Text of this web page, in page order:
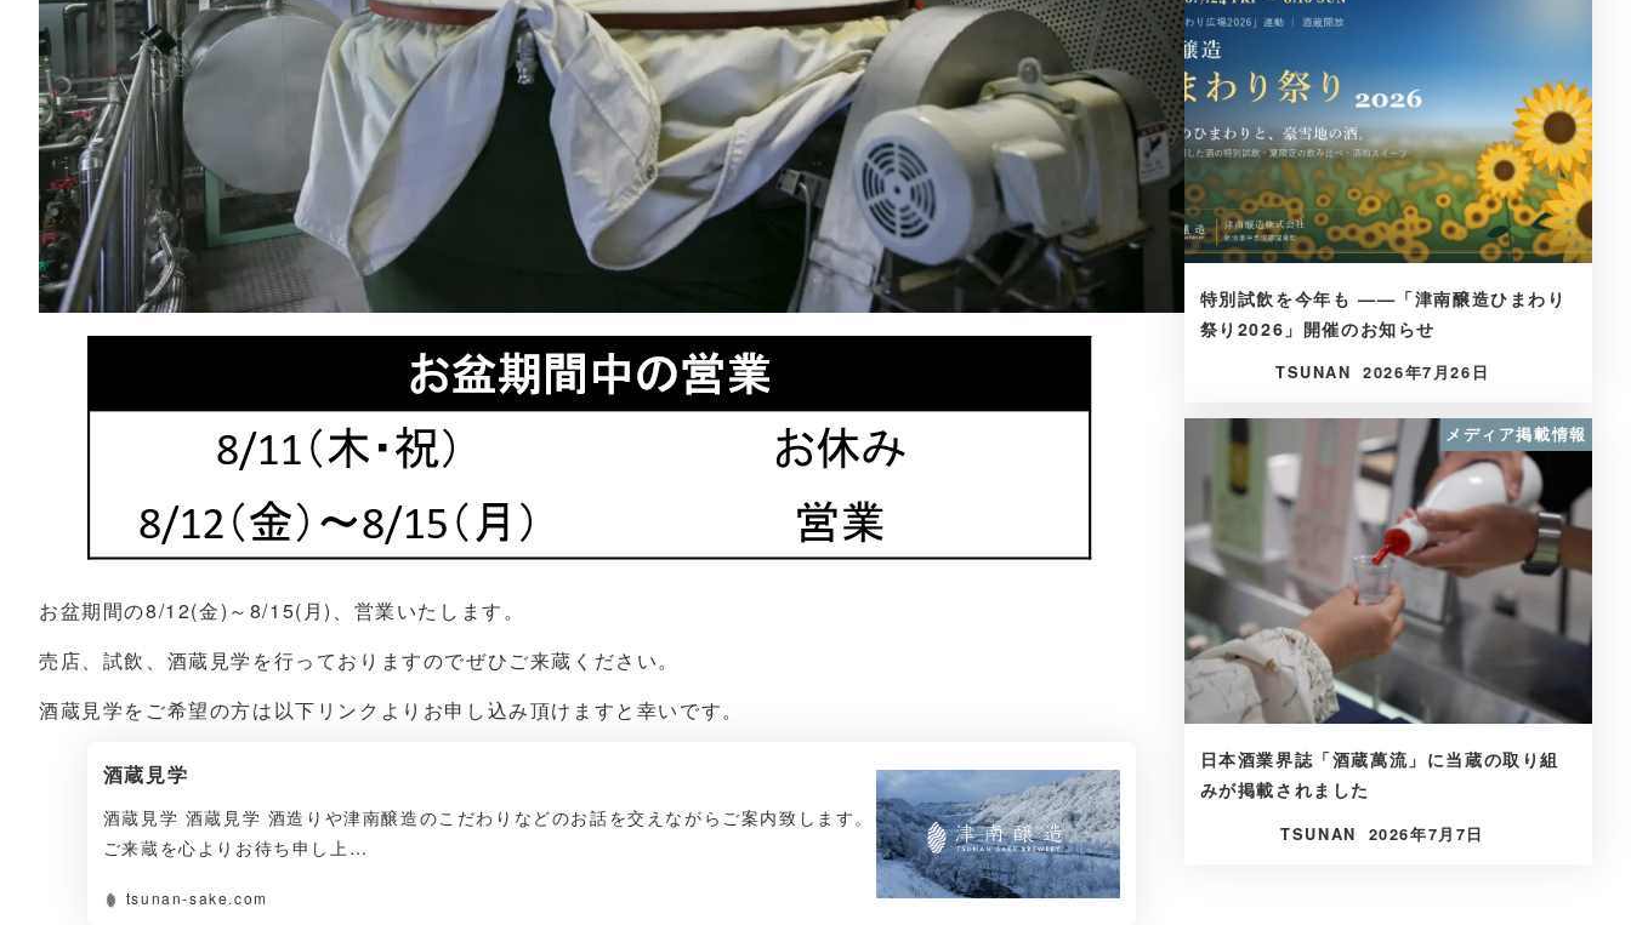
お盆期間の8/12(金)～8/15(月)、営業いたします。
売店、試飲、酒蔵見学を行っておりますのでぜひご来蔵ください。
酒蔵見学をご希望の方は以下リンクよりお申し込み頂けますと幸いです。
酒蔵見学
酒蔵見学 酒蔵見学 酒造りや津南醸造のこだわりなどのお話を交えながらご案内致します。
ご来蔵を心よりお待ち申し上…
tsunan-sake.com
特別試飲を今年も ——「津南醸造ひまわり
祭り2026」開催のお知らせ
TSUNAN 2026年7月26日
メディア掲載情報
日本酒業界誌「酒蔵萬流」に当蔵の取り組
みが掲載されました
TSUNAN 2026年7月7日